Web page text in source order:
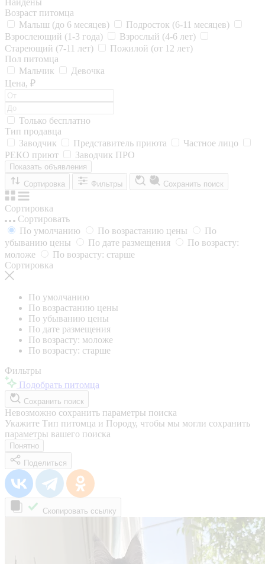
Возраст питомца
Малыш (до 6 месяцев)
Подросток (6-11 месяцев)
Взрослеющий (1-3 года)
Взрослый (4-6 лет)
Стареющий (7-11 лет)
Пожилой (от 12 лет)
Пол питомца
Мальчик
Девочка
Цена, ₽
Только бесплатно
Тип продавца
Заводчик
Представитель приюта
Частное лицо
РЕКО приют
Заводчик ПРО
Показать объявления
Сортировка
Фильтры Сохранить поиск
Сортировка
Сортировать
По умолчанию
По возрастанию цены
По
убыванию цены
По дате размещения
По возрасту:
моложе
По возрасту: старше
Сортировка
По умолчанию
По возрастанию цены
По убыванию цены
По дате размещения
По возрасту: моложе
По возрасту: старше
Фильтры
Подобрать питомца
Сохранить поиск
Невозможно сохранить параметры поиска
Укажите Тип питомца и Породу, чтобы мы могли сохранить
параметры вашего поиска
Понятно
Поделиться
Скопировать ссылку